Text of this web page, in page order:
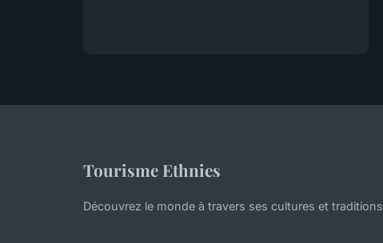
Tourisme Ethnies
Découvrez le monde à travers ses cultures et traditions